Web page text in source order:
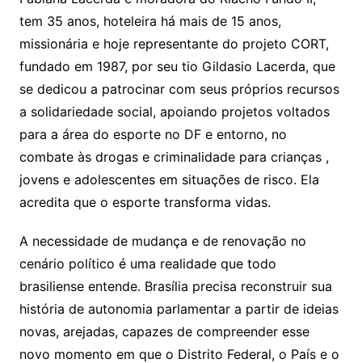
tem 35 anos, hoteleira há mais de 15 anos,
missionária e hoje representante do projeto CORT,
fundado em 1987, por seu tio Gildasio Lacerda, que
se dedicou a patrocinar com seus próprios recursos
a solidariedade social, apoiando projetos voltados
para a área do esporte no DF e entorno, no
combate às drogas e criminalidade para crianças ,
jovens e adolescentes em situações de risco. Ela
acredita que o esporte transforma vidas.
A necessidade de mudança e de renovação no
cenário político é uma realidade que todo
brasiliense entende. Brasília precisa reconstruir sua
história de autonomia parlamentar a partir de ideias
novas, arejadas, capazes de compreender esse
novo momento em que o Distrito Federal, o País e o